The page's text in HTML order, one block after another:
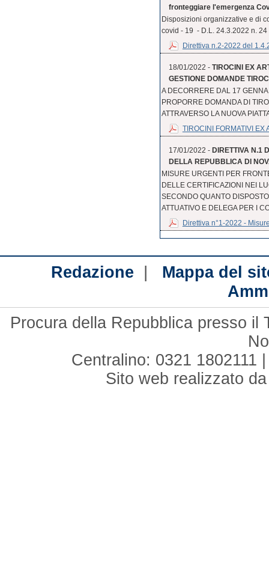
fronteggiare l'emergenza
Disposizioni organizzative e di
covid - 19 - D.L. 24.3.2022 n. 24
Direttiva n.2-2022 del
18/01/2022 - TIROCINI EX
GESTIONE DOMANDE
A DECORRERE DAL 17
PROPORRE DOMANDA DI
ATTRAVERSO LA NUOVA
TIROCINI FORMATIVI EX
17/01/2022 - DIRETTIVA N.1
DELLA REPUBBLICA DI
MISURE URGENTI PER
DELLE CERTIFICAZIONI NEI
SECONDO QUANTO
ATTUATIVO E DELEGA PER I
Direttiva n°1-2022 -
Redazione | Mappa del
Procura della Repubblica presso il
Centralino: 0321 1802111
Sito web realizzato